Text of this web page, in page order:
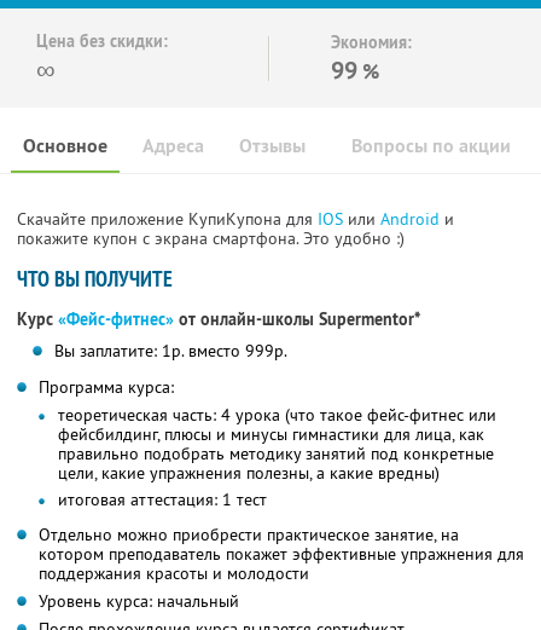
Цена без скидки:
∞
Экономия:
99 %
Основное Отзывы Вопросы по акции
Адреса
Скачайте приложение КупиКупона для IOS или Android и
покажите купон с экрана смартфона. Это удобно :)
ЧТО ВЫ ПОЛУЧИТЕ
Курс «Фейс-фитнес» от онлайн-школы Supermentor*
Вы заплатите: 1р. вместо 999р.
Программа курса:
теоретическая часть: 4 урока (что такое фейс-фитнес или
фейсбилдинг, плюсы и минусы гимнастики для лица, как
правильно подобрать методику занятий под конкретные
цели, какие упражнения полезны, а какие вредны)
итоговая аттестация: 1 тест
Отдельно можно приобрести практическое занятие, на
котором преподаватель покажет эффективные упражнения для
поддержания красоты и молодости
Уровень курса: начальный